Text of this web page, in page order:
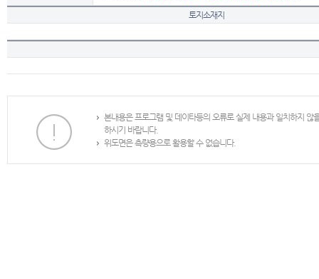
토지소재지
본내용은 프로그램 및 데이타등의 오류로 실제 내용과 일치하지
하시기 바랍니다.
위도면은 측량용으로 활용할 수 없습니다.